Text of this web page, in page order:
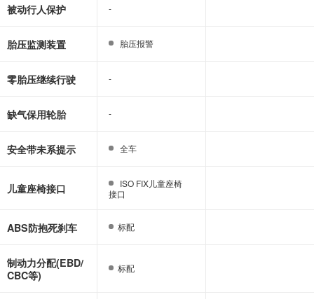
被动行人保护 -
胎压监测装置 胎压报警
零胎压继续行驶 -
缺气保用轮胎 -
安全带未系提示 全车
儿童座椅接口
ISO FIX儿童座椅
接口
ABS防抱死刹车 标配
制动力分配(EBD/
CBC等)
标配
-
胎压报警
-
-
全车
ISO FIX儿童座椅
接口
标配
标配